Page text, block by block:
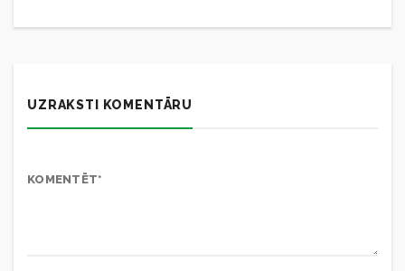
UZRAKSTI KOMENTĀRU